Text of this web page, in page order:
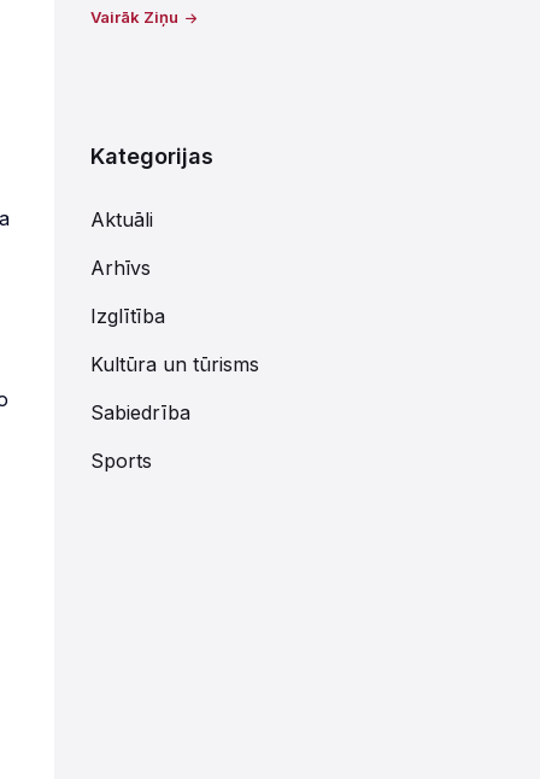
Vairāk Ziņu
Kategorijas
Aktuāli
Arhīvs
Izglītība
Kultūra un tūrisms
Sabiedrība
Sports